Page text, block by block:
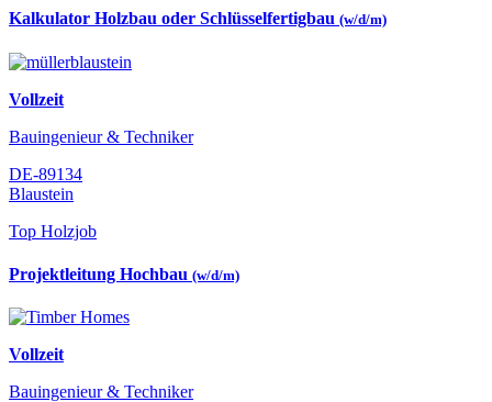
Kalkulator Holzbau oder Schlüsselfertigbau (w/d/m)
Vollzeit
Bauingenieur & Techniker
DE-89134
Blaustein
Top Holzjob
Projektleitung Hochbau (w/d/m)
Vollzeit
Bauingenieur & Techniker